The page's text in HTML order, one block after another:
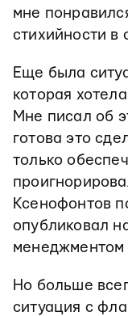
мне
стихийности в
Еще была
которая
Мне писал об
готова это
только
Ксенофонтов
опубликовал
менеджментом
Но больше
ситуация с